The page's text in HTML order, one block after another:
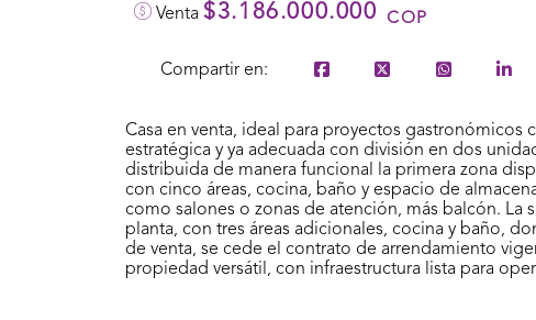
Venta$3.186.000.000 COP
Compartir en:
Casa en venta, ideal para proyectos
estratégica y ya adecuada con división en dos
distribuida de manera funcional la primera zona
con cinco áreas, cocina, baño y espacio de
como salones o zonas de atención, más balcón. La
planta, con tres áreas adicionales, cocina y baño,
de venta, se cede el contrato de arrendamiento
propiedad versátil, con infraestructura lista para